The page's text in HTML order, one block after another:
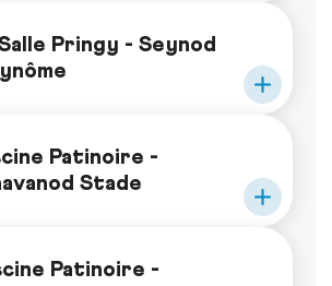
Pringy - Seynod
Patinoire -
Stade
Patinoire -